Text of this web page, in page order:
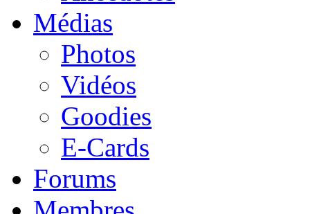
Médias
Photos
Vidéos
Goodies
E-Cards
Forums